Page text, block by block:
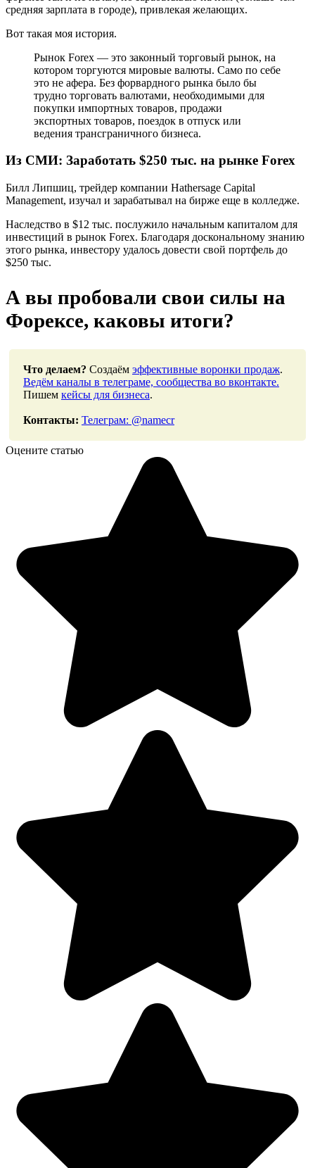
средняя зарплата в городе), привлекая желающих.
Вот такая моя история.
Рынок Forex — это законный торговый рынок, на
котором торгуются мировые валюты. Само по себе
это не афера. Без форвардного рынка было бы
трудно торговать валютами, необходимыми для
покупки импортных товаров, продажи
экспортных товаров, поездок в отпуск или
ведения трансграничного бизнеса.
Из СМИ: Заработать $250 тыс. на рынке Forex
Билл Липшиц, трейдер компании Hathersage Capital
Management, изучал и зарабатывал на бирже еще в колледже.
Наследство в $12 тыс. послужило начальным капиталом для
инвестиций в рынок Forex. Благодаря доскональному знанию
этого рынка, инвестору удалось довести свой портфель до
$250 тыс.
А вы пробовали свои силы на
Форексе, каковы итоги?
Что делаем? Создаём эффективные воронки продаж.
Ведём каналы в телеграме, сообщества во вконтакте.
Пишем кейсы для бизнеса.
Контакты: Телеграм: @namecr
Оцените статью